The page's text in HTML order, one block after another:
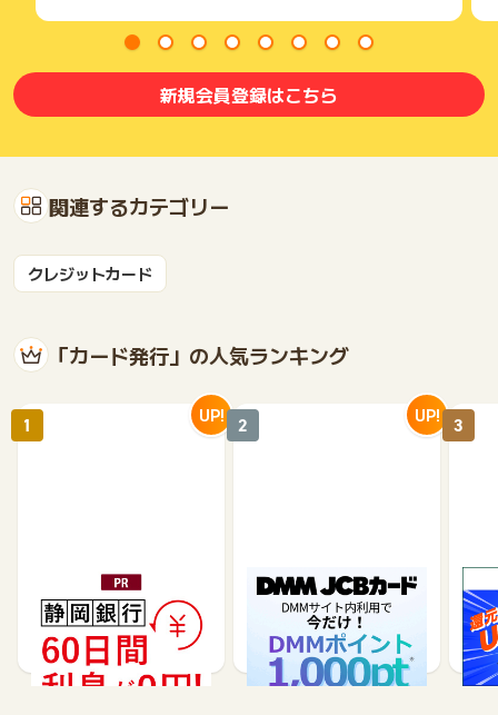
新規会員登録はこちら
関連するカテゴリー
クレジットカード
「カード発行」の人気ランキング
静岡銀行カードローンSE
LECA（セレカ）
26,250 35,000
1 UP!
DMM JCBカード（発
3,000 5,500
2 UP!
※合
※【
シ
3